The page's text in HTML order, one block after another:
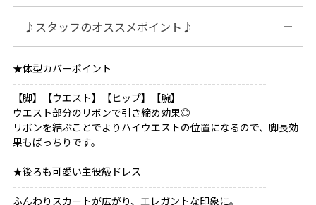
♪スタッフのオススメポイント♪
★体型カバーポイント
------------------------------------------------------------
【脚】【ウエスト】【ヒップ】【腕】
ウエスト部分のリボンで引き締め効果◎
リボンを結ぶことでよりハイウエストの位置になるので、脚長効
果もばっちりです。
★後ろも可愛い主役級ドレス
------------------------------------------------------------
ふんわりスカートが広がり、エレガントな印象に。